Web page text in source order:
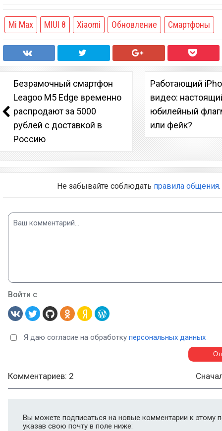
Mi Max MIUI 8 Xiaomi Обновление Смартфоны
Безрамочный смартфон
Leagoo M5 Edge временно
распродают за 5000
рублей с доставкой в
Россию
Работающий
видео:
юбилейный
или фейк?
Не забывайте соблюдать правила общения.
Войти с
Я даю согласие на обработку персональных данных
Комментариев: 2
Вы можете подписаться на новые комментарии к этому
указав свою почту в поле ниже: